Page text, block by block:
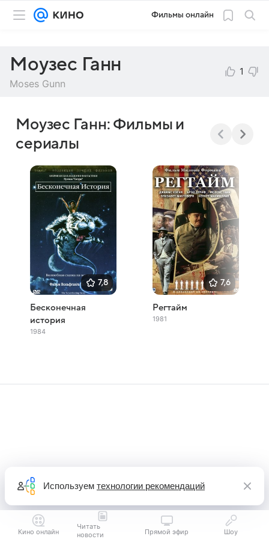
Фильмы онлайн
Моузес Ганн
Moses Gunn
1
Моузес Ганн: Фильмы и
сериалы
7,8
Бесконечная
история
1984
7,6
Регтайм
1981
Кино онлайн
Читать
новости
Прямой эфир Шоу
Используем технологии рекомендаций